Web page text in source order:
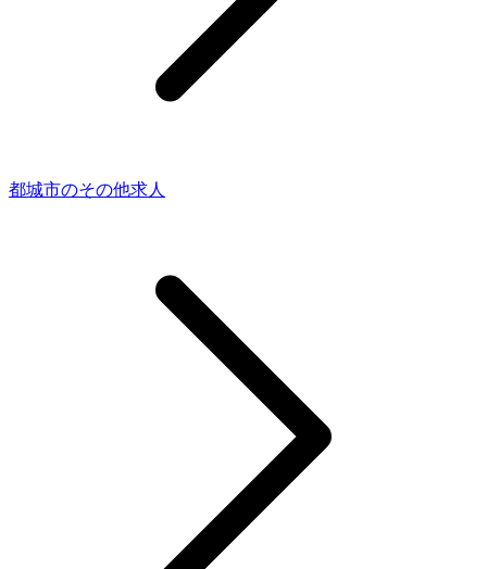
都城市のその他求人